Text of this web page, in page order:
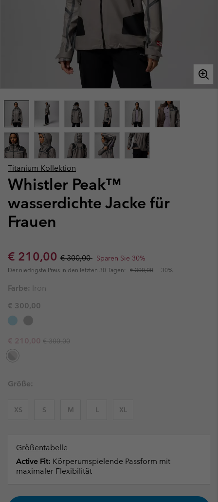
Titanium Kollektion
Whistler Peak™
wasserdichte Jacke für
Frauen
Sale price:
€ 210,00 Regular price:
€ 300,00 Sparen Sie 30%
Der niedrigste Preis in den letzten 30 Tagen: € 300,00 -30%
Farbe:
Iron
€ 300,00
Sale price:
€ 210,00 Regular price:
€ 300,00
Größe:
XS S M L XL
Größentabelle
Active Fit: Körperumspielende Passform mit
maximaler Flexibilität